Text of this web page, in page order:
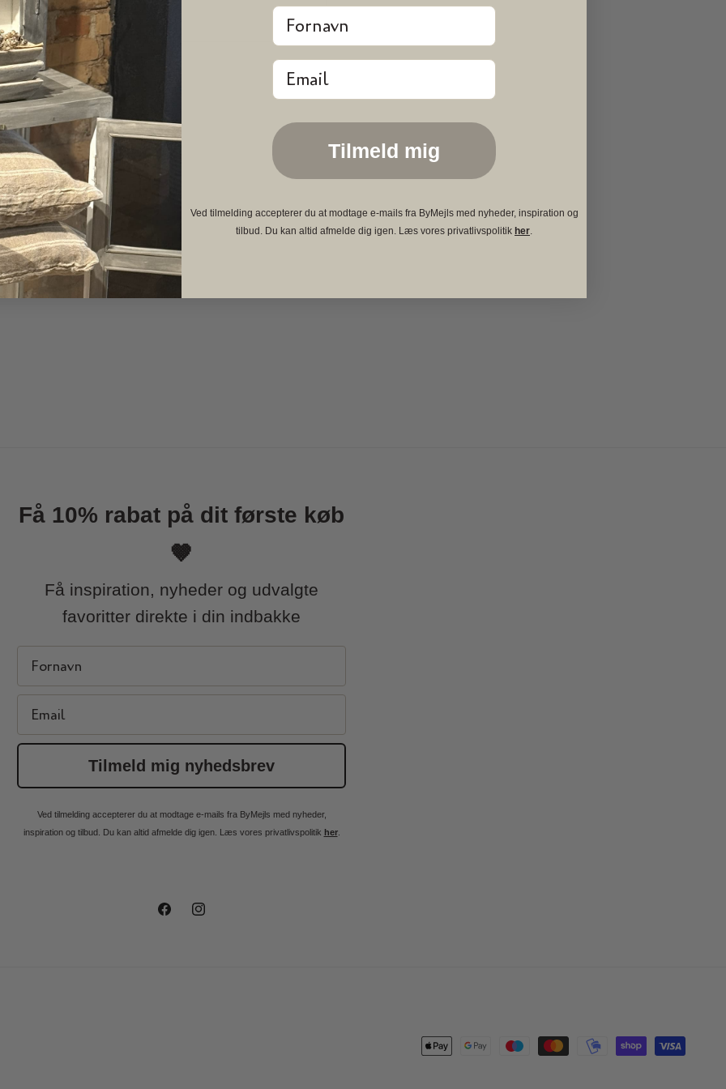
Åbn
mediet
3
i
modus
Få 10% rabat på dit første køb
🤎
Få inspiration, nyheder og udvalgte
favoritter direkte i din indbakke
Tilmeld mig nyhedsbrev
Ved tilmelding accepterer du at modtage e-mails fra ByMejls med nyheder,
inspiration og tilbud. Du kan altid afmelde dig igen. Læs vores privatlivspolitik her.
FacebookInstagram
Betalingsmetoder
Fornavn
Email
Tilmeld mig
Ved tilmelding accepterer du at modtage e-mails fra ByMejls med nyheder, inspiration og
tilbud. Du kan altid afmelde dig igen. Læs vores privatlivspolitik her.